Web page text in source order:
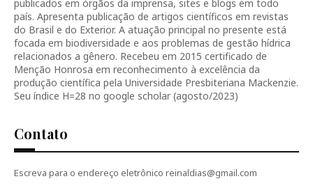
publicados em órgãos da imprensa, sites e blogs em todo
país. Apresenta publicação de artigos científicos em revistas
do Brasil e do Exterior. A atuação principal no presente está
focada em biodiversidade e aos problemas de gestão hídrica
relacionados a gênero. Recebeu em 2015 certificado de
Menção Honrosa em reconhecimento à excelência da
produção científica pela Universidade Presbiteriana Mackenzie.
Seu índice H=28 no google scholar (agosto/2023)
Contato
Escreva para o endereço eletrônico reinaldias@gmail.com